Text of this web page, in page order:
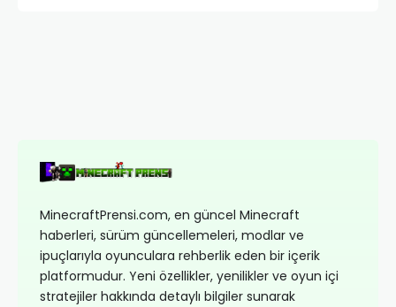
MinecraftPrensi.com, en güncel Minecraft
haberleri, sürüm güncellemeleri, modlar ve
ipuçlarıyla oyunculara rehberlik eden bir içerik
platformudur. Yeni özellikler, yenilikler ve oyun içi
stratejiler hakkında detaylı bilgiler sunarak